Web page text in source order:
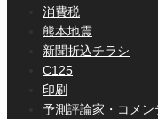
消費税
熊本地震
新聞折込チラシ
C125
印刷
予測評論家・コメン